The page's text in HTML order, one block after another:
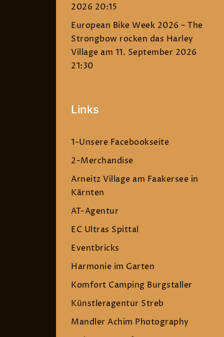
2026 20:15
European Bike Week 2026 – The
Strongbow rocken das Harley
Village am 11. September 2026
21:30
Links
1-Unsere Facebookseite
2-Merchandise
Arneitz Village am Faakersee in
Kärnten
AT-Agentur
EC Ultras Spittal
Eventbricks
Harmonie im Garten
Komfort Camping Burgstaller
Künstleragentur Streb
Mandler Achim Photography